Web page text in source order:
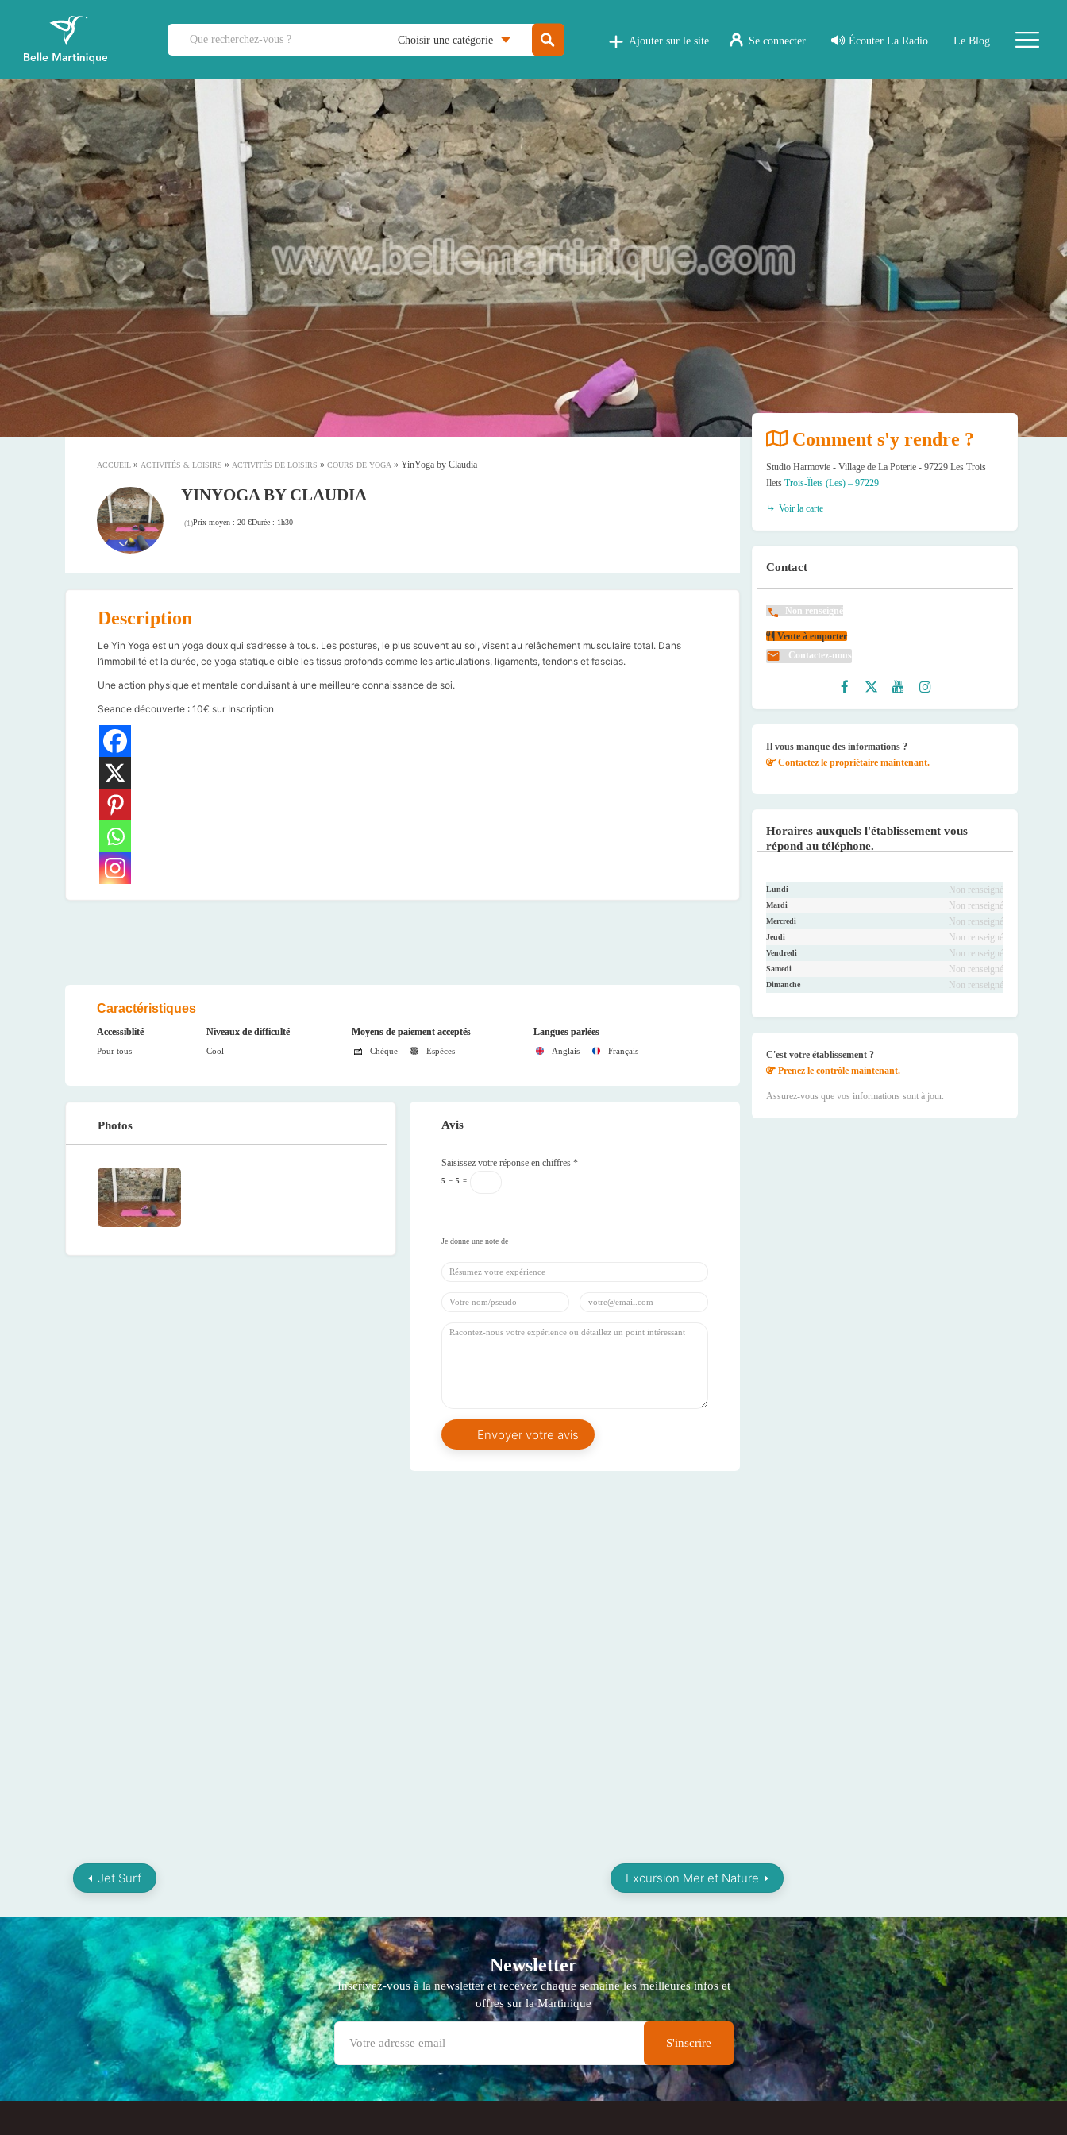
Choisir une catégorie Ajouter sur le site Se connecter Écouter La Radio Le Blog
ACCUEIL » ACTIVITÉS & LOISIRS » ACTIVITÉS DE LOISIRS » COURS DE YOGA » YinYoga by Claudia
YINYOGA BY CLAUDIA
(1)Prix moyen : 20 €Durée : 1h30
Description
Le Yin Yoga est un yoga doux qui s’adresse à tous. Les postures, le plus souvent au sol, visent au relâchement musculaire total. Dans
l’immobilité et la durée, ce yoga statique cible les tissus profonds comme les articulations, ligaments, tendons et fascias.
Une action physique et mentale conduisant à une meilleure connaissance de soi.
Seance découverte : 10€ sur Inscription
Caractéristiques
Accessiblité
Pour tous
Niveaux de difficulté
Cool
Moyens de paiement acceptés
Chèque Espèces
Langues parlées
Anglais Français
Photos Avis
Saisissez votre réponse en chiffres*
5 − 5 =
Comment s'y rendre ?
Studio Harmovie - Village de La Poterie - 97229 Les Trois
Ilets Trois-Îlets (Les) – 97229
Voir la carte
Contact
Non renseigné
Vente à emporter
Contactez-nous
Il vous manque des informations ?
Contactez le propriétaire maintenant.
Horaires auxquels l'établissement vous
répond au téléphone.
Lundi Non renseigné
Mardi Non renseigné
Mercredi Non renseigné
Jeudi Non renseigné
Vendredi Non renseigné
Samedi Non renseigné
Dimanche Non renseigné
C'est votre établissement ?
Prenez le contrôle maintenant.
Assurez-vous que vos informations sont à jour.
Jet Surf Excursion Mer et Nature
Newsletter
Inscrivez-vous à la newsletter et recevez chaque semaine les meilleures infos et
offres sur la Martinique